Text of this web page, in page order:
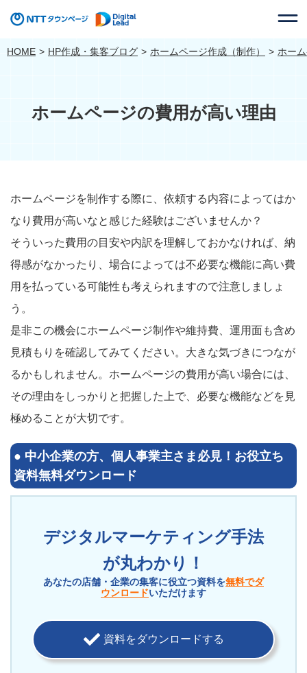
HOME HP作成・集客ブログ ホームページ作成（制作） ホー
ホームページの費用が高い理由
ホームページを制作する際に、依頼する内容によってはか
なり費用が高いなと感じた経験はございませんか？
そういった費用の目安や内訳を理解しておかなければ、納
得感がなかったり、場合によっては不必要な機能に高い費
用を払っている可能性も考えられますので注意しましょ
う。
是非この機会にホームページ制作や維持費、運用面も含め
見積もりを確認してみてください。大きな気づきにつなが
るかもしれません。ホームページの費用が高い場合には、
その理由をしっかりと把握した上で、必要な機能などを見
極めることが大切です。
● 中小企業の方、個人事業主さま必見！ お役立ち
資料無料ダウンロード
デジタルマーケティング手法
が丸わかり！
あなたの店舗・企業の集客に役立つ資料を無料でダ
ウンロードいただけます
資料をダウンロードする